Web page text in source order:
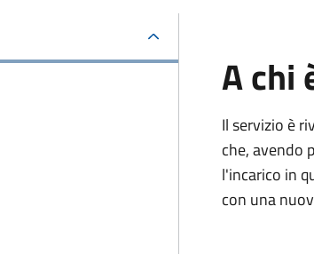
A chi
Il servizio è
che, avendo
l'incarico in
con una